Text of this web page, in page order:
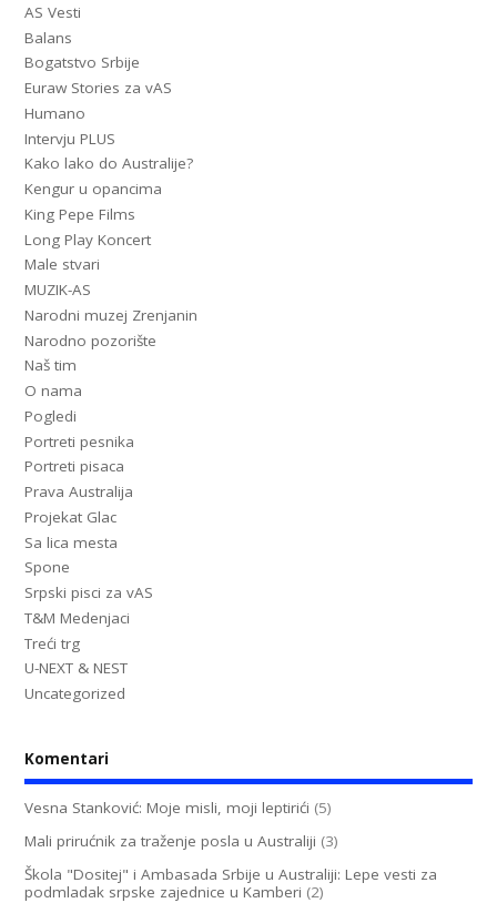
AS Vesti
Balans
Bogatstvo Srbije
Euraw Stories za vAS
Humano
Intervju PLUS
Kako lako do Australije?
Kengur u opancima
King Pepe Films
Long Play Koncert
Male stvari
MUZIK-AS
Narodni muzej Zrenjanin
Narodno pozorište
Naš tim
O nama
Pogledi
Portreti pesnika
Portreti pisaca
Prava Australija
Projekat Glac
Sa lica mesta
Spone
Srpski pisci za vAS
T&M Medenjaci
Treći trg
U-NEXT & NEST
Uncategorized
Komentari
Vesna Stanković: Moje misli, moji leptirići (5)
Mali prirućnik za traženje posla u Australiji (3)
Škola "Dositej" i Ambasada Srbije u Australiji: Lepe vesti za
podmladak srpske zajednice u Kamberi (2)